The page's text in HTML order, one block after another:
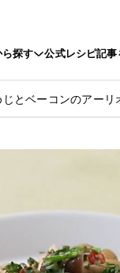
ら探す 公式レシピ記事
とベーコンのアーリ